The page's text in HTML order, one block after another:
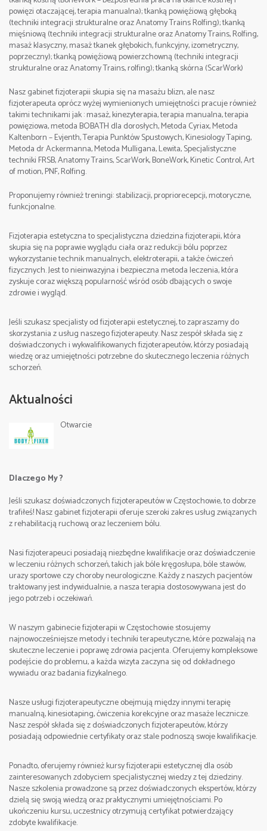
Szczegółowe informacje/Contact:
tel. +48 512 263 099 Sebastian
e-mail:
Cena:1200 zł.(zaliczka rezerwacyjna 400 zł)
Szczegółowe informacje/Contact:
tel. +48 512 263 099 Sebastian
Data: 8-10. 09. 2023
I dzień 9:00-17:00, II dzień 9:00-17:00, III dzień 8:00-
16:00,
Miejsce:Częstochowa , Poland
Cena:
1900 zł.(zaliczka rezerwacyjna 500 zł)
tel. +48 512 263 099 Sebastian
e-mail:
Data: 22-24. 09. 2023
Godziny zajęć:
16:00,
Miejsce:
Częstochowa , Poland
tel. +48 512 263 099 Sebastian
e-mail:
powięzi otaczającej, terapia manualna); tkanką powięźiową głęboką
(techniki integracji strukturalne oraz Anatomy Trains Rolfing); tkanką
mięśniową (techniki integracji strukturalne oraz Anatomy Trains, Rolfing,
masaż klasyczny, masaż tkanek głębokich, funkcyjny, izometryczny,
poprzeczny); tkanką powięźiową powierzchowną (techniki integracji
strukturalne oraz Anatomy Trains, rolfing); tkanką skórna (ScarWork)
Nasz gabinet fizjoterapii skupia się na masażu blizn, ale nasz
fizjoterapeuta oprócz wyżej wymienionych umiejętności pracuje również
takimi technikami jak : masaż, kinezyterapia, terapia manualna, terapia
powięziowa, metoda BOBATH dla dorosłych, Metoda Cyriax, Metoda
Kaltenborn – Evjenth, Terapia Punktów Spustowych, Kinesiology Taping,
Metoda dr Ackermanna, Metoda Mulligana, Lewita, Specjalistyczne
techniki FRSB, Anatomy Trains, ScarWork, BoneWork, Kinetic Control, Art
of motion, PNF, Rolfing.
Proponujemy również treningi: stabilizacji, propriorecepcji, motoryczne,
funkcjonalne.
Fizjoterapia estetyczna to specjalistyczna dziedzina fizjoterapii, która
skupia się na poprawie wyglądu ciała oraz redukcji bólu poprzez
wykorzystanie technik manualnych, elektroterapii, a także ćwiczeń
fizycznych. Jest to nieinwazyjna i bezpieczna metoda leczenia, która
zyskuje coraz większą popularność wśród osób dbających o swoje
zdrowie i wygląd.
Jeśli szukasz specjalisty od fizjoterapii estetycznej, to zapraszamy do
skorzystania z usług naszego fizjoterapeuty. Nasz zespół składa się z
doświadczonych i wykwalifikowanych fizjoterapeutów, którzy posiadają
wiedzę oraz umiejętności potrzebne do skutecznego leczenia różnych
schorzeń.
Aktualności
Otwarcie
Dlaczego My ?
Jeśli szukasz doświadczonych fizjoterapeutów w Częstochowie, to dobrze
trafiłeś! Nasz gabinet fizjoterapii oferuje szeroki zakres usług związanych
z rehabilitacją ruchową oraz leczeniem bólu.
Nasi fizjoterapeuci posiadają niezbędne kwalifikacje oraz doświadczenie
w leczeniu różnych schorzeń, takich jak bóle kręgosłupa, bóle stawów,
urazy sportowe czy choroby neurologiczne. Każdy z naszych pacjentów
traktowany jest indywidualnie, a nasza terapia dostosowywana jest do
jego potrzeb i oczekiwań.
W naszym gabinecie fizjoterapii w Częstochowie stosujemy
najnowocześniejsze metody i techniki terapeutyczne, które pozwalają na
skuteczne leczenie i poprawę zdrowia pacjenta. Oferujemy kompleksowe
podejście do problemu, a każda wizyta zaczyna się od dokładnego
wywiadu oraz badania fizykalnego.
Nasze usługi fizjoterapeutyczne obejmują między innymi terapię
manualną, kinesiotaping, ćwiczenia korekcyjne oraz masaże lecznicze.
Nasz zespół składa się z doświadczonych fizjoterapeutów, którzy
posiadają odpowiednie certyfikaty oraz stale podnoszą swoje kwalifikacje.
Ponadto, oferujemy również kursy fizjoterapii estetycznej dla osób
zainteresowanych zdobyciem specjalistycznej wiedzy z tej dziedziny.
Nasze szkolenia prowadzone są przez doświadczonych ekspertów, którzy
dzielą się swoją wiedzą oraz praktycznymi umiejętnościami. Po
ukończeniu kursu, uczestnicy otrzymują certyfikat potwierdzający
zdobyte kwalifikacje.